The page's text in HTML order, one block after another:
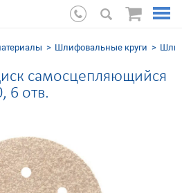
Шлифовальные круги
самосцепляющийся
6 отв.